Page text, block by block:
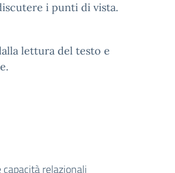
i punti di vista.
lettura del testo e
relazionali